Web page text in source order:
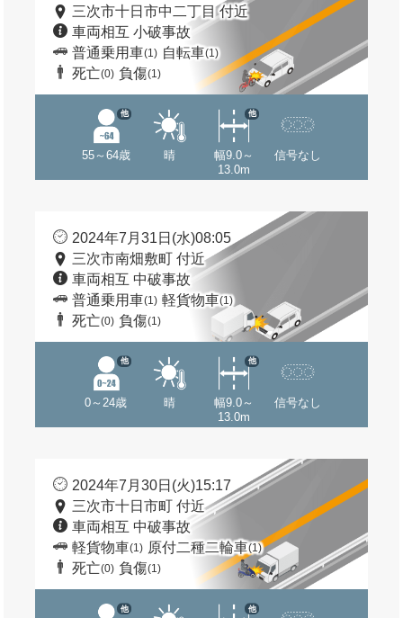
三次市十日市中二丁目 付近
車両相互 小破事故
普通乗用車(1) 自転車(1)
死亡(0) 負傷(1)
55～64歳
他
晴
幅9.0～
13.0m
他
信号なし
2024年7月31日(水)08:05
三次市南畑敷町 付近
車両相互 中破事故
普通乗用車(1) 軽貨物車(1)
死亡(0) 負傷(1)
0～24歳
他
晴
幅9.0～
13.0m
他
信号なし
2024年7月30日(火)15:17
三次市十日市町 付近
車両相互 中破事故
軽貨物車(1) 原付二種二輪車(1)
死亡(0) 負傷(1)
他 他